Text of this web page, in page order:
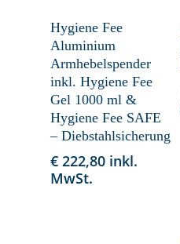
Hygiene Fee
Aluminium
Armhebelspender
inkl. Hygiene Fee
Gel 1000 ml &
Hygiene Fee SAFE
– Diebstahlsicherung
€ 222,80 inkl.
MwSt.